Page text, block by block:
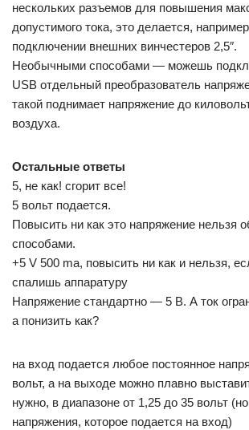
нескольких разъемов для повышения
допустимого тока, это делается,
подключении внешних винчестеров 2,5″.
Необычными способами — можешь
USB отдельный преобразователь
такой поднимает напряжение до
воздуха.
Остальные ответы
5, не как! сгорит все!
5 вольт подается.
Повысить ни как это напряжение нельзя
способами.
+5 V 500 ma, повысить ни как и нельзя,
спалишь аппаратуру
Напряжение стандартно — 5 В. А ток
а понизить как?
на вход подается любое постоянное
вольт, а на выходе можно плавно
нужно, в диапазоне от 1,25 до 35 вольт
напряжения, которое подается на вход)